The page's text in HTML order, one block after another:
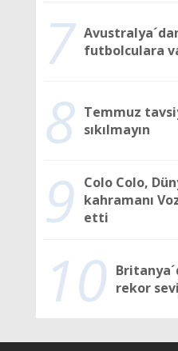
7 futbolculara
8 Temmuz
sıkılmayın
9
Colo Colo,
kahramanı
etti
10 rekor